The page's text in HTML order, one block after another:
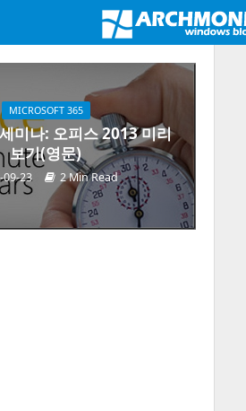
MICROSOFT 365
미나: 오피스 2013 미리
보기(영문)
09-23 2 Min Read